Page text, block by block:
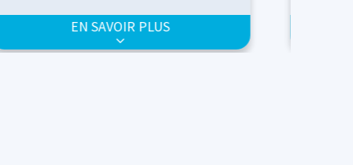
support atteignent un double équilibre, la
membrane est posée à plat dessus et le trou
est poinçonné dans le pressage de film
EN SAVOIR PLUS